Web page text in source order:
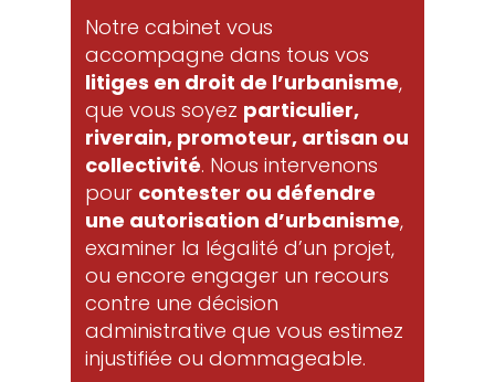
Notre cabinet vous
accompagne dans tous vos
litiges en droit de l’urbanisme,
que vous soyez particulier,
riverain, promoteur, artisan ou
collectivité. Nous intervenons
pour contester ou défendre
une autorisation d’urbanisme,
examiner la légalité d’un projet,
ou encore engager un recours
contre une décision
administrative que vous estimez
injustifiée ou dommageable.